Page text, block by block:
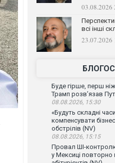
03.08.2026
всі інші
23.07.2026
Буде гірше, перш
Трамп розв’язав
08.08.2026, 15:30
«Будуть складні
компенсувати
обстрілів (NV)
08.08.2026, 15:15
Провал ШІ-контролю
у Мексиці повторно